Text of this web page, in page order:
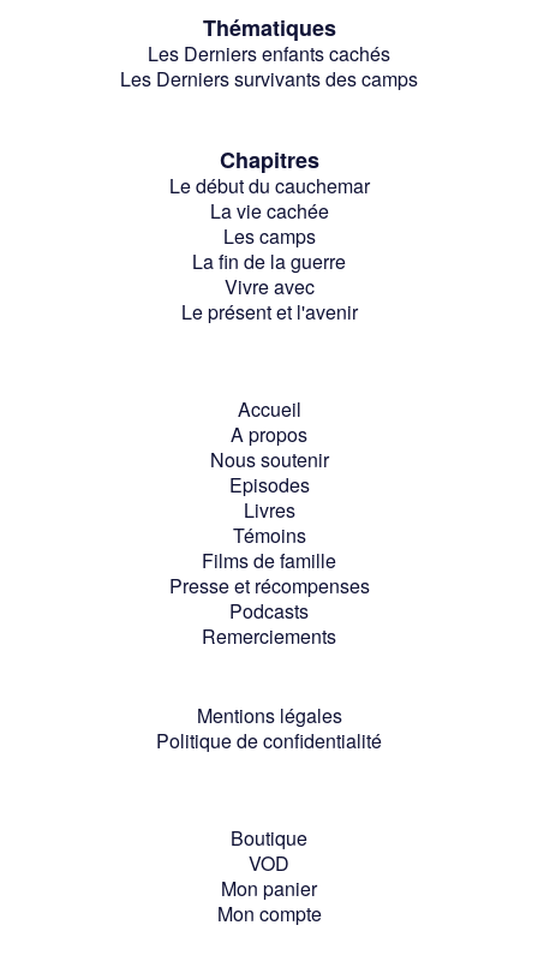
Thématiques
Les Derniers enfants cachés
Les Derniers survivants des camps
Chapitres
Le début du cauchemar
La vie cachée
Les camps
La fin de la guerre
Vivre avec
Le présent et l'avenir
Accueil
A propos
Nous soutenir
Episodes
Livres
Témoins
Films de famille
Presse et récompenses
Podcasts
Remerciements
Mentions légales
Politique de confidentialité
Boutique
VOD
Mon panier
Mon compte